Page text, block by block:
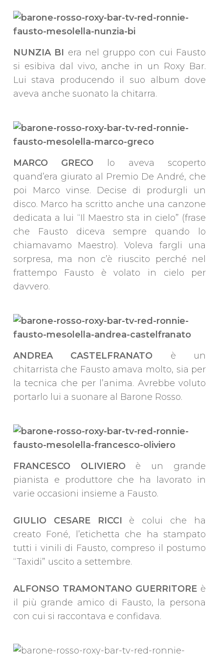
NUNZIA BI era nel gruppo con cui Fausto
si esibiva dal vivo, anche in un Roxy Bar.
Lui stava producendo il suo album dove
aveva anche suonato la chitarra.
MARCO GRECO lo aveva scoperto
quand’era giurato al Premio De André, che
poi Marco vinse. Decise di produrgli un
disco. Marco ha scritto anche una canzone
dedicata a lui “Il Maestro sta in cielo” (frase
che Fausto diceva sempre quando lo
chiamavamo Maestro). Voleva fargli una
sorpresa, ma non c’è riuscito perché nel
frattempo Fausto è volato in cielo per
davvero.
ANDREA CASTELFRANATO è un
chitarrista che Fausto amava molto, sia per
la tecnica che per l’anima. Avrebbe voluto
portarlo lui a suonare al Barone Rosso.
FRANCESCO OLIVIEROè un grande
pianista e produttore che ha lavorato in
varie occasioni insieme a Fausto.
GIULIO CESARE RICCI è colui che ha
creato Foné, l’etichetta che ha stampato
tutti i vinili di Fausto, compreso il postumo
“Taxidi” uscito a settembre.
ALFONSO TRAMONTANO GUERRITORE è
il più grande amico di Fausto, la persona
con cui si raccontava e confidava.